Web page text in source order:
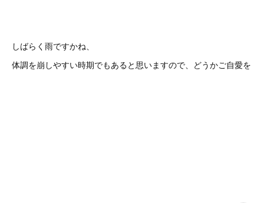
しばらく雨ですかね、
体調を崩しやすい時期でもあると思いますので、どうかご自愛を